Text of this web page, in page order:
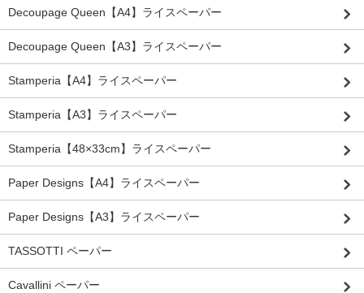
Decoupage Queen【A4】ライスペーパー
Decoupage Queen【A3】ライスペーパー
Stamperia【A4】ライスペーパー
Stamperia【A3】ライスペーパー
Stamperia【48×33cm】ライスペーパー
Paper Designs【A4】ライスペーパー
Paper Designs【A3】ライスペーパー
TASSOTTI ペーパー
Cavallini ペーパー